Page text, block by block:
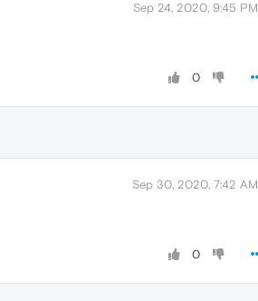
Sep 24, 2020, 9:45 PM
0
Sep 30, 2020, 7:42 AM
0